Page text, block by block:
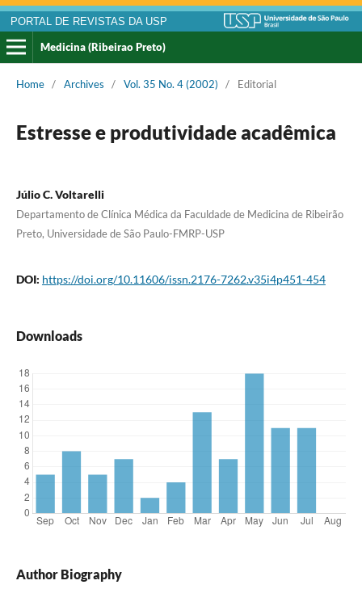
PORTAL DE REVISTAS DA USP
Medicina (Ribeirao Preto)
Home / Archives / Vol. 35 No. 4 (2002) / Editorial
Estresse e produtividade acadêmica
Júlio C. Voltarelli
Departamento de Clínica Médica da Faculdade de Medicina de Ribeirão
Preto, Universidade de São Paulo-FMRP-USP
DOI: https://doi.org/10.11606/issn.2176-7262.v35i4p451-454
Downloads
Author Biography